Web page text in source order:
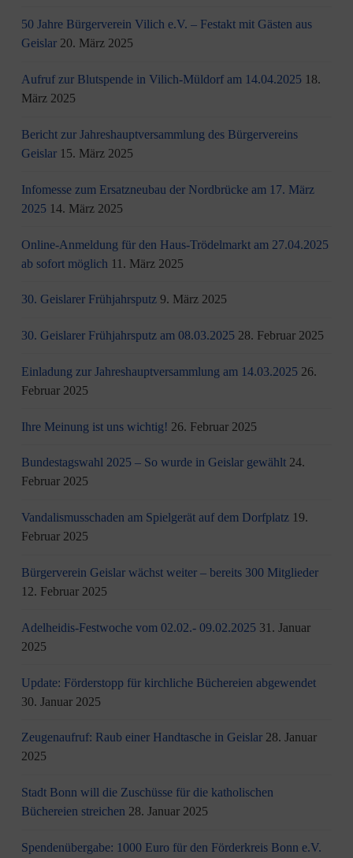
50 Jahre Bürgerverein Vilich e.V. – Festakt mit Gästen aus
Geislar 20. März 2025
Aufruf zur Blutspende in Vilich-Müldorf am 14.04.2025 18.
März 2025
Bericht zur Jahreshauptversammlung des Bürgervereins
Geislar 15. März 2025
Infomesse zum Ersatzneubau der Nordbrücke am 17. März
2025 14. März 2025
Online-Anmeldung für den Haus-Trödelmarkt am 27.04.2025
ab sofort möglich 11. März 2025
30. Geislarer Frühjahrsputz 9. März 2025
30. Geislarer Frühjahrsputz am 08.03.2025 28. Februar 2025
Einladung zur Jahreshauptversammlung am 14.03.2025 26.
Februar 2025
Ihre Meinung ist uns wichtig! 26. Februar 2025
Bundestagswahl 2025 – So wurde in Geislar gewählt 24.
Februar 2025
Vandalismusschaden am Spielgerät auf dem Dorfplatz 19.
Februar 2025
Bürgerverein Geislar wächst weiter – bereits 300 Mitglieder
12. Februar 2025
Adelheidis-Festwoche vom 02.02.- 09.02.2025 31. Januar
2025
Update: Förderstopp für kirchliche Büchereien abgewendet
30. Januar 2025
Zeugenaufruf: Raub einer Handtasche in Geislar 28. Januar
2025
Stadt Bonn will die Zuschüsse für die katholischen
Büchereien streichen 28. Januar 2025
Spendenübergabe: 1000 Euro für den Förderkreis Bonn e.V.